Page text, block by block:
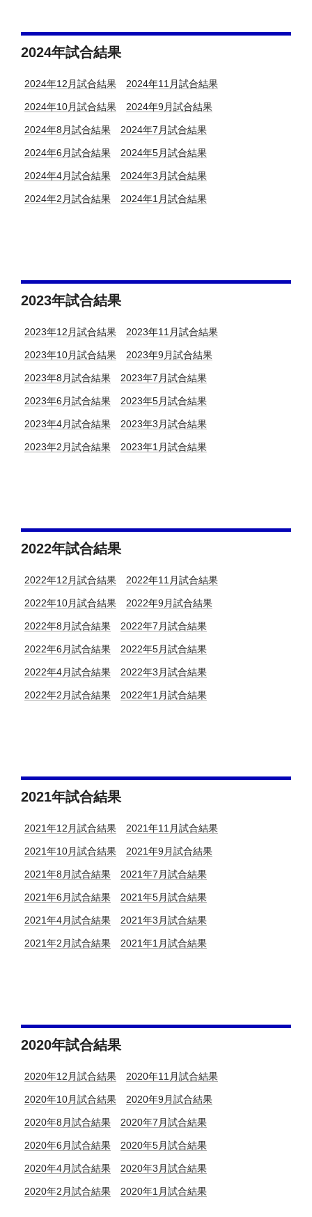
2024年試合結果
2024年12月試合結果 2024年11月試合結果
2024年10月試合結果 2024年9月試合結果
2024年8月試合結果 2024年7月試合結果
2024年6月試合結果 2024年5月試合結果
2024年4月試合結果 2024年3月試合結果
2024年2月試合結果 2024年1月試合結果
2023年試合結果
2023年12月試合結果 2023年11月試合結果
2023年10月試合結果 2023年9月試合結果
2023年8月試合結果 2023年7月試合結果
2023年6月試合結果 2023年5月試合結果
2023年4月試合結果 2023年3月試合結果
2023年2月試合結果 2023年1月試合結果
2022年試合結果
2022年12月試合結果 2022年11月試合結果
2022年10月試合結果 2022年9月試合結果
2022年8月試合結果 2022年7月試合結果
2022年6月試合結果 2022年5月試合結果
2022年4月試合結果 2022年3月試合結果
2022年2月試合結果 2022年1月試合結果
2021年試合結果
2021年12月試合結果 2021年11月試合結果
2021年10月試合結果 2021年9月試合結果
2021年8月試合結果 2021年7月試合結果
2021年6月試合結果 2021年5月試合結果
2021年4月試合結果 2021年3月試合結果
2021年2月試合結果 2021年1月試合結果
2020年試合結果
2020年12月試合結果 2020年11月試合結果
2020年10月試合結果 2020年9月試合結果
2020年8月試合結果 2020年7月試合結果
2020年6月試合結果 2020年5月試合結果
2020年4月試合結果 2020年3月試合結果
2020年2月試合結果 2020年1月試合結果